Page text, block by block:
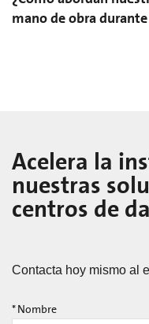
mano de obra
Acelera la
nuestras
centros de
Contacta hoy mismo al
* Nombre